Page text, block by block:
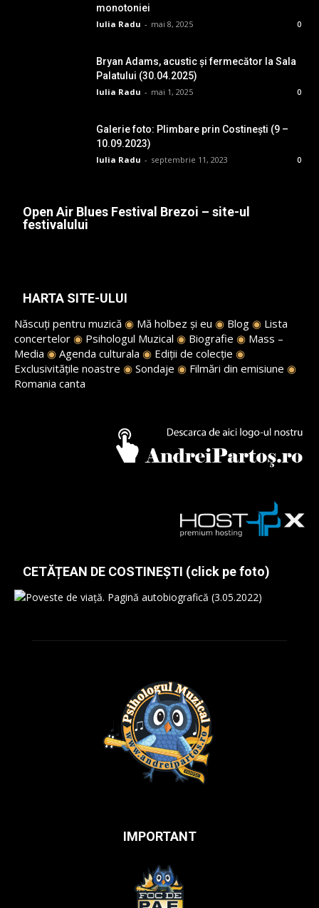
monotoniei
Iulia Radu - mai 8, 2025 0
Bryan Adams, acustic și fermecător la Sala
Palatului (30.04.2025)
Iulia Radu - mai 1, 2025 0
Galerie foto: Plimbare prin Costinești (9 –
10.09.2023)
Iulia Radu - septembrie 11, 2023 0
Open Air Blues Festival Brezoi – site-ul
festivalului
HARTA SITE-ULUI
Născuți pentru muzică ◉ Mă holbez și eu ◉ Blog ◉ Lista
concertelor ◉ Psihologul Muzical ◉ Biografie ◉ Mass –
Media ◉ Agenda culturala ◉ Ediții de colecție ◉
Exclusivitățile noastre ◉ Sondaje ◉ Filmări din emisiune ◉
Romania canta
CETĂȚEAN DE COSTINEȘTI (click pe foto)
IMPORTANT